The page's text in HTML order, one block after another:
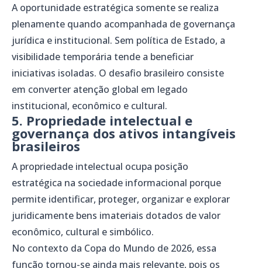
A oportunidade estratégica somente se realiza
plenamente quando acompanhada de governança
jurídica e institucional. Sem política de Estado, a
visibilidade temporária tende a beneficiar
iniciativas isoladas. O desafio brasileiro consiste
em converter atenção global em legado
institucional, econômico e cultural.
5. Propriedade intelectual e
governança dos ativos intangíveis
brasileiros
A propriedade intelectual ocupa posição
estratégica na sociedade informacional porque
permite identificar, proteger, organizar e explorar
juridicamente bens imateriais dotados de valor
econômico, cultural e simbólico.
No contexto da Copa do Mundo de 2026, essa
função tornou-se ainda mais relevante, pois os